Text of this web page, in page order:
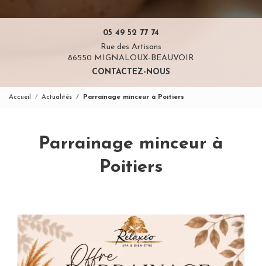
05 49 52 77 74
Rue des Artisans
86550 MIGNALOUX-BEAUVOIR
CONTACTEZ-NOUS
Accueil Actualités Parrainage minceur à Poitiers
Parrainage minceur à
Poitiers